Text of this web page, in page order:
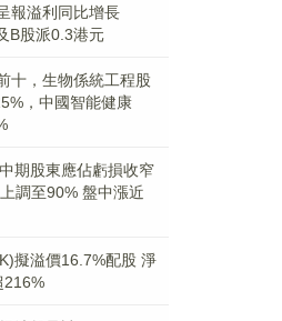
報溢利同比增長
B股派0.3港元
十，生物係統工程股
，中國智能健康
期股東應佔虧損收窄
調至90% 盤中漲近
擬溢價16.7%配股 淨
216%